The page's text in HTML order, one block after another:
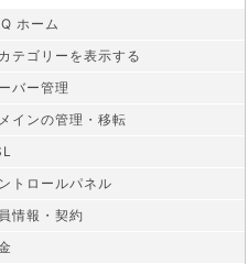
ホーム
テゴリーを表示する
バー管理
インの管理・移転
トロールパネル
情報・契約